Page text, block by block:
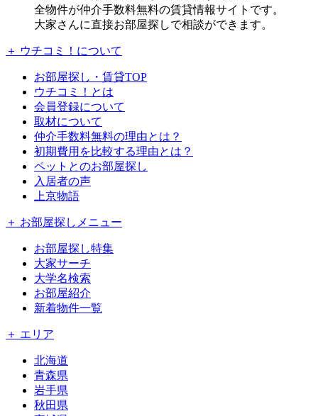
全物件が仲介手数料無料の賃貸情報サイトです。
大家さんに直接お部屋探しで相談ができます。
＋ ウチコミ！について
お部屋探し・賃貸TOP
ウチコミ！とは
会員登録について
取材について
仲介手数料無料の理由とは？
初期費用を比較する理由とは？
ペットとのお部屋探し
入居者の声
上京物語
＋ お部屋探しメニュー
お部屋探し特集
大家サーチ
大学名検索
お部屋紹介
新着物件一覧
＋ エリア
北海道
青森県
岩手県
秋田県